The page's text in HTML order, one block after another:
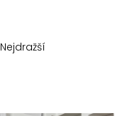
Nejdražší